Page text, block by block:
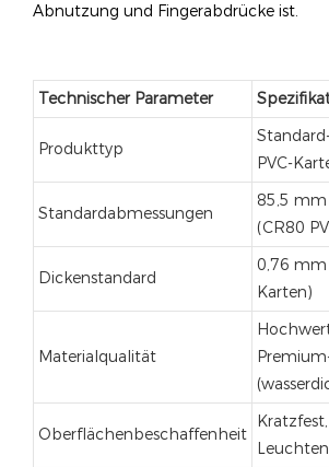
Abnutzung und Fingerabdrücke ist.
Technischer Parameter
Produkttyp
PVC-
Standardabmessungen
85,5
(CR80
Dickenstandard
0,76 mm
Karten)
Materialqualität
Oberflächenbeschaffenheit